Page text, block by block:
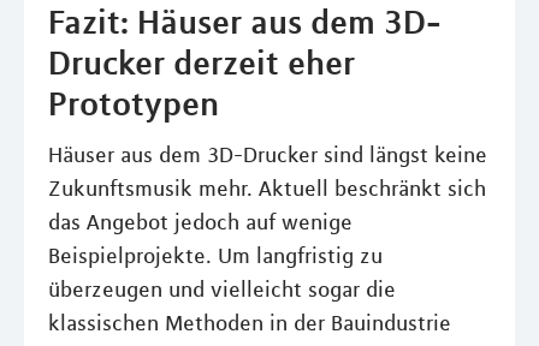
Fazit: Häuser aus dem 3D-
Drucker derzeit eher
Prototypen
Häuser aus dem 3D-Drucker sind längst keine
Zukunftsmusik mehr. Aktuell beschränkt sich
das Angebot jedoch auf wenige
Beispielprojekte. Um langfristig zu
überzeugen und vielleicht sogar die
klassischen Methoden in der Bauindustrie